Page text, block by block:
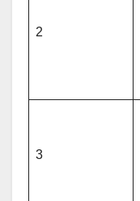
2
3